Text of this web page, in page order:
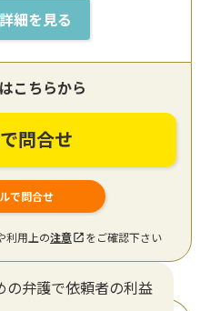
細を見る
こちらから
問合せ
で問合せ
利用上の注意 をご確認下さい
の弁護で依頼者の利益